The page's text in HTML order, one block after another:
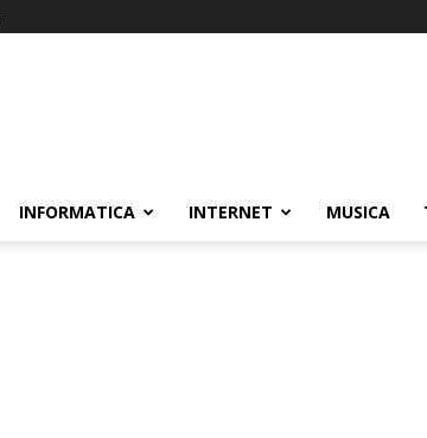
INFORMATICA INTERNET MUSICA